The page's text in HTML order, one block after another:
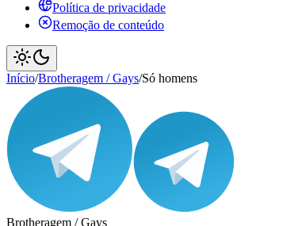
Política de privacidade
Remoção de conteúdo
Início/Brotheragem / Gays/Só homens
Brotheragem / Gays